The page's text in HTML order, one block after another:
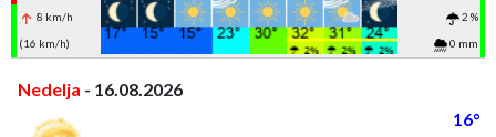
8 km/h
2 %
(16 km/h)
0 mm
Nedelja - 16.08.2026
16°